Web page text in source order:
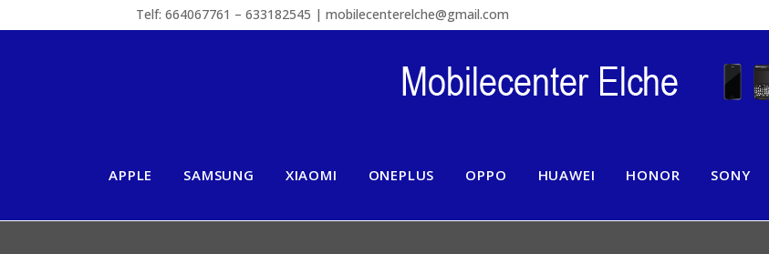
Telf: 664067761 – 633182545 | mobilecenterelche@gmail.com
APPLE SAMSUNG XIAOMI ONEPLUS OPPO HUAWEI HONOR SONY